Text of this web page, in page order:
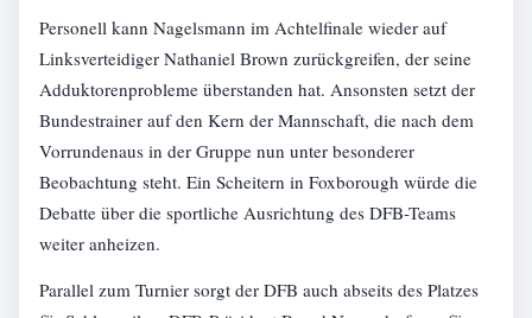
Personell kann Nagelsmann im Achtelfinale wieder auf
Linksverteidiger Nathaniel Brown zurückgreifen, der seine
Adduktorenprobleme überstanden hat. Ansonsten setzt der
Bundestrainer auf den Kern der Mannschaft, die nach dem
Vorrundenaus in der Gruppe nun unter besonderer
Beobachtung steht. Ein Scheitern in Foxborough würde die
Debatte über die sportliche Ausrichtung des DFB-Teams
weiter anheizen.
Parallel zum Turnier sorgt der DFB auch abseits des Platzes